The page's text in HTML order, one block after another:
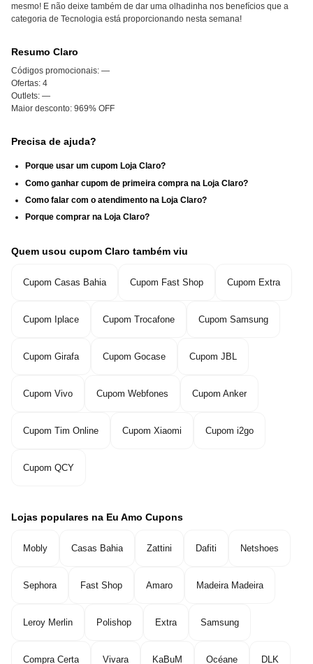
mesmo! E não deixe também de dar uma olhadinha nos benefícios que a
categoria de Tecnologia está proporcionando nesta semana!
Resumo Claro
Códigos promocionais: —
Ofertas: 4
Outlets: —
Maior desconto: 969% OFF
Precisa de ajuda?
Porque usar um cupom Loja Claro?
Como ganhar cupom de primeira compra na Loja Claro?
Como falar com o atendimento na Loja Claro?
Porque comprar na Loja Claro?
Quem usou cupom Claro também viu
Cupom Casas Bahia Cupom Fast Shop Cupom Extra
Cupom Iplace Cupom Trocafone Cupom Samsung
Cupom Girafa Cupom Gocase Cupom JBL
Cupom Vivo Cupom Webfones Cupom Anker
Cupom Tim Online Cupom Xiaomi Cupom i2go
Cupom QCY
Lojas populares na Eu Amo Cupons
Mobly Casas Bahia Zattini Dafiti Netshoes
Sephora Fast Shop Amaro Madeira Madeira
Leroy Merlin Polishop Extra Samsung
Compra Certa Vivara KaBuM Océane DLK